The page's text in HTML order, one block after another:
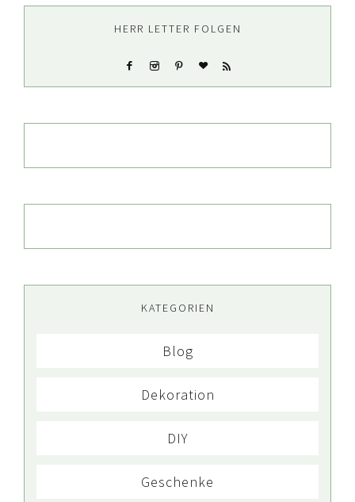
HERR LETTER FOLGEN
KATEGORIEN
Blog
Dekoration
DIY
Geschenke